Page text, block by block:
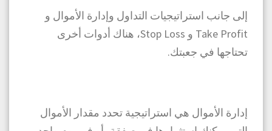
إلى جانب استراتيجيات التداول وإدارة الأموال و
Take Profit و Stop Loss، هناك أدوات أخرى
تحتاجها في جعبتك.
إدارة الأموال هي استراتيجية تحدد مقدار الأموال